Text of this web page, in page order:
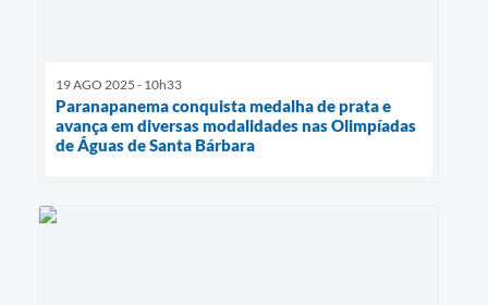
19 AGO 2025 - 10h33
Paranapanema conquista medalha de prata e
avança em diversas modalidades nas Olimpíadas
de Águas de Santa Bárbara